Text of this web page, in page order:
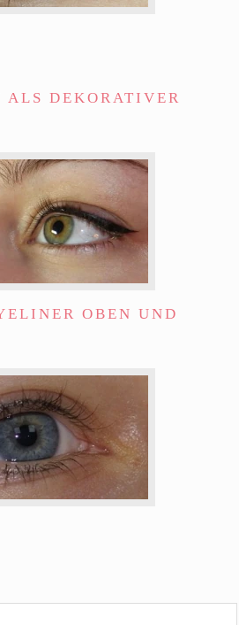
DEKORATIVER
OBEN UND